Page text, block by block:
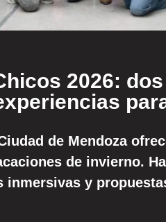
2026:
de Mendoza
de invierno.
inmersivas y